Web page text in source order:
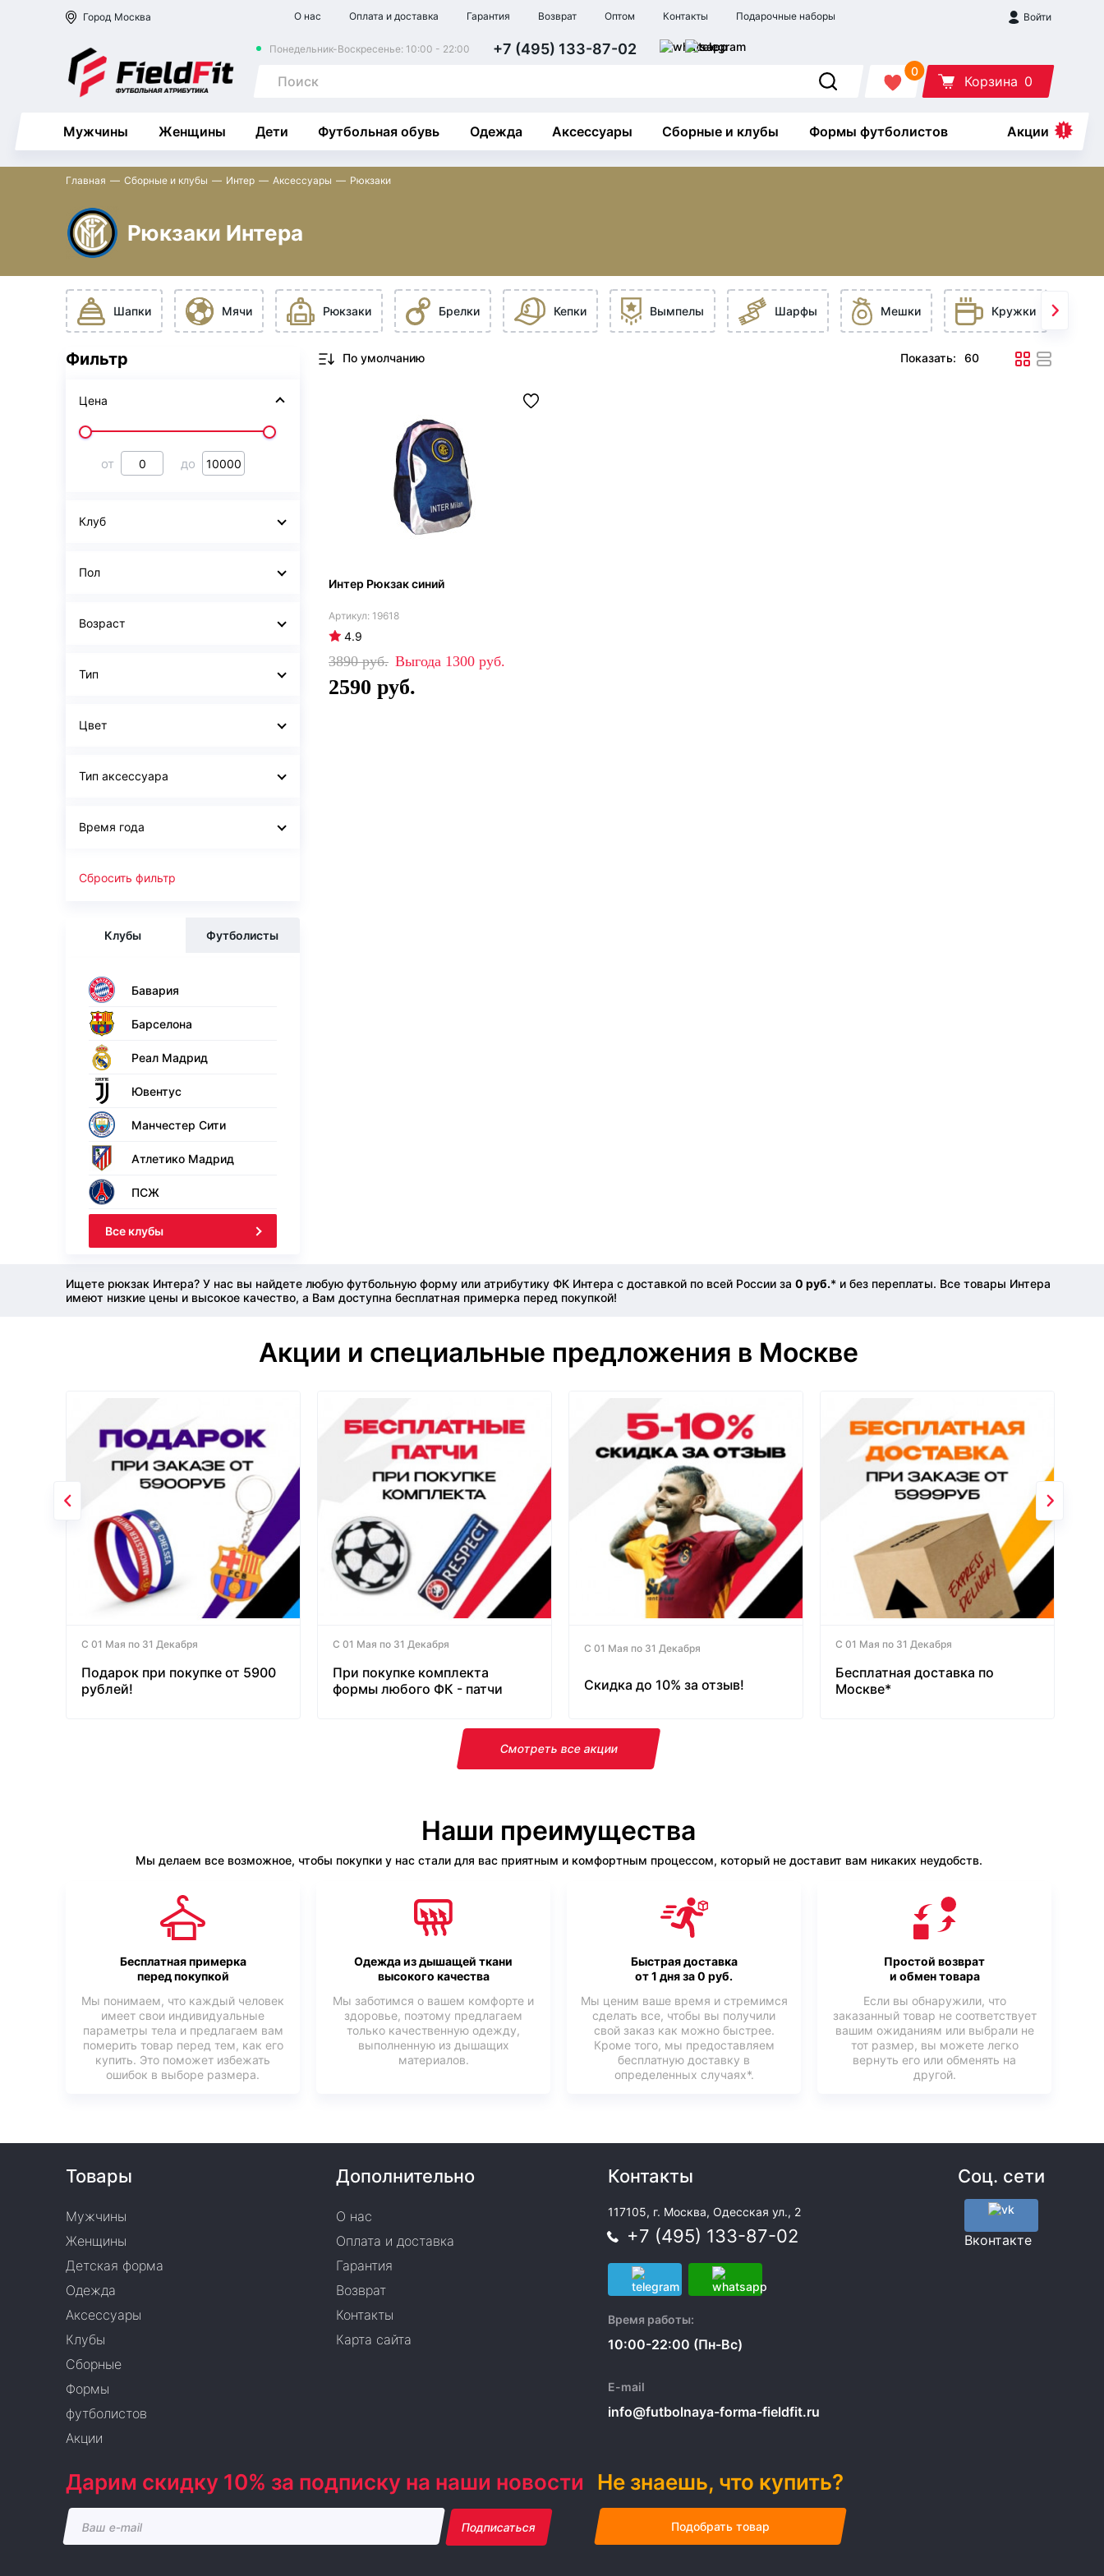
Город Москва О нас Оплата и доставка Гарантия Возврат Оптом Контакты Подарочные наборы Войти
Понедельник-Воскресенье: 10:00 - 22:00 +7 (495) 133-87-02
0
Корзина 0
Мужчины Женщины Дети Футбольная обувь Одежда Аксессуары Сборные и клубы Формы футболистов Акции
Главная Сборные и клубы Интер Аксессуары Рюкзаки
Рюкзаки Интера
Шапки Мячи Рюкзаки Брелки Кепки Вымпелы Шарфы Мешки Кружки
Фильтр
Цена
от до
Клуб
Пол
Возраст
Тип
Цвет
Тип аксессуара
Время года
Сбросить фильтр
Клубы Футболисты
Бавария
Барселона
Реал Мадрид
Ювентус
Манчестер Сити
Атлетико Мадрид
ПСЖ
Все клубы
Показать:
Интер Рюкзак синий
19618
4.9
3890 1300
2590
Ищете рюкзак Интера? У нас вы найдете любую футбольную форму или атрибутику ФК Интера с доставкой по всей России за 0 руб.* и без переплаты. Все товары Интера
имеют низкие цены и высокое качество, а Вам доступна бесплатная примерка перед покупкой!
Акции и специальные предложения в Москве
С 01 Мая по 31 Декабря
Подарок при покупке от 5900
рублей!
С 01 Мая по 31 Декабря
При покупке комплекта
формы любого ФК - патчи
С 01 Мая по 31 Декабря
Скидка до 10% за отзыв!
С 01 Мая по 31 Декабря
Бесплатная доставка по
Москве*
Смотреть все акции
Наши преимущества
Мы делаем все возможное, чтобы покупки у нас стали для вас приятным и комфортным процессом, который не доставит вам никаких неудобств.
Бесплатная примерка
перед покупкой
Мы понимаем, что каждый человек
имеет свои индивидуальные
параметры тела и предлагаем вам
померить товар перед тем, как его
купить. Это поможет избежать
ошибок в выборе размера.
Одежда из дышащей ткани
высокого качества
Мы заботимся о вашем комфорте и
здоровье, поэтому предлагаем
только качественную одежду,
выполненную из дышащих
материалов.
Быстрая доставка
от 1 дня за 0 руб.
Мы ценим ваше время и стремимся
сделать все, чтобы вы получили
свой заказ как можно быстрее.
Кроме того, мы предоставляем
бесплатную доставку в
определенных случаях*.
Простой возврат
и обмен товара
Если вы обнаружили, что
заказанный товар не соответствует
вашим ожиданиям или выбрали не
тот размер, вы можете легко
вернуть его или обменять на
другой.
Товары
Мужчины
Женщины
Детская форма
Одежда
Аксессуары
Клубы
Сборные
Формы
футболистов
Акции
Дополнительно
О нас
Оплата и доставка
Гарантия
Возврат
Контакты
Карта сайта
Контакты
117105, г. Москва, Одесская ул., 2
+7 (495) 133-87-02
Время работы:
10:00-22:00 (Пн-Вс)
E-mail
info@futbolnaya-forma-fieldfit.ru
Соц. сети
Вконтакте
Дарим скидку 10% за подписку на наши новости
Подписаться
Не знаешь, что купить?
Подобрать товар